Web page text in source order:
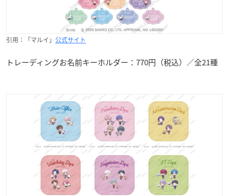
引用：「マルイ」 公式サイト
トレーディングお名前キーホルダー：770円（税込）／全21種